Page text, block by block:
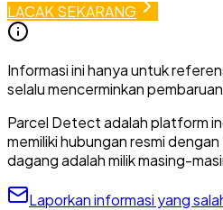
LACAK SEKARANG
Informasi ini hanya untuk
selalu mencerminkan
Parcel Detect adalah platform
memiliki hubungan resmi
dagang adalah milik masing-
Laporkan informasi yang